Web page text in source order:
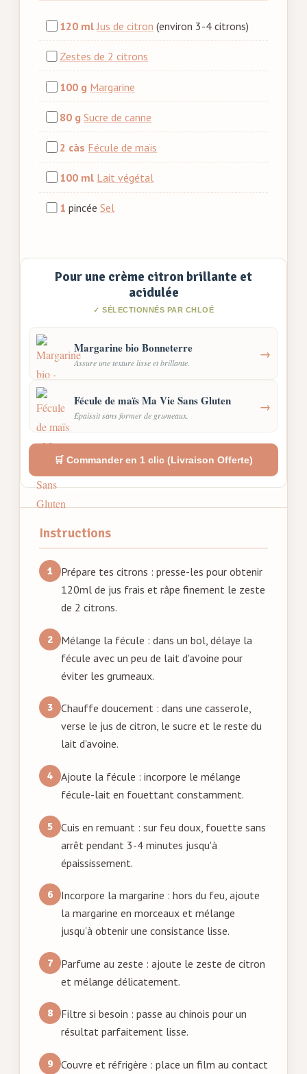
120 ml Jus de citron (environ 3-4 citrons)
Zestes de 2 citrons
100 g Margarine
80 g Sucre de canne
2 càs Fécule de maïs
100 ml Lait végétal
1 pincéeSel
Pour une crème citron brillante et
acidulée
✓ SÉLECTIONNÉS PAR CHLOÉ
Margarine bio Bonneterre
Assure une texture lisse et brillante.
→
Fécule de maïs Ma Vie Sans Gluten
Épaissit sans former de grumeaux.
→
🛒 Commander en 1 clic (Livraison Offerte)
Instructions
Prépare tes citrons : presse-les pour obtenir
120ml de jus frais et râpe finement le zeste
de 2 citrons.
Mélange la fécule : dans un bol, délaye la
fécule avec un peu de lait d'avoine pour
éviter les grumeaux.
Chauffe doucement : dans une casserole,
verse le jus de citron, le sucre et le reste du
lait d'avoine.
Ajoute la fécule : incorpore le mélange
fécule-lait en fouettant constamment.
Cuis en remuant : sur feu doux, fouette sans
arrêt pendant 3-4 minutes jusqu'à
épaississement.
Incorpore la margarine : hors du feu, ajoute
la margarine en morceaux et mélange
jusqu'à obtenir une consistance lisse.
Parfume au zeste : ajoute le zeste de citron
et mélange délicatement.
Filtre si besoin : passe au chinois pour un
résultat parfaitement lisse.
Couvre et réfrigère : place un film au contact